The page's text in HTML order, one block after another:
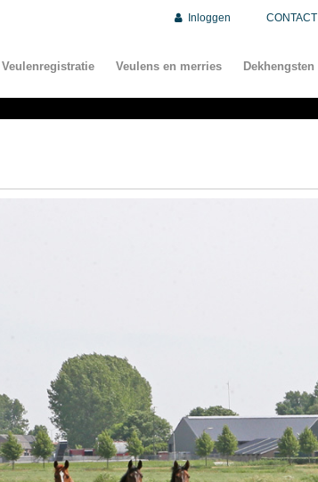
Inloggen CONTACT
Veulenregistratie Veulens en merries Dekhengsten